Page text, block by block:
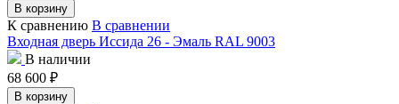
В корзину
К сравнению В сравнении
Входная дверь Иссида 26 - Эмаль RAL 9003
В наличии
68 600 ₽
В корзину